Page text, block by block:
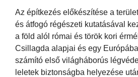
Az építkezés előkészítése a
és átfogó régészeti kutatásával
a föld alól római és török kori
Csillagda alapjai és egy
számító első világháborús
leletek biztonságba helyezése